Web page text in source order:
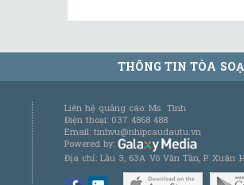
THÔNG TIN TÒA
Liên hệ quảng cáo: Ms. Tình
Điện thoại: 037 4868 488
Email: tinhvu@nhipcaudautu.vn
Powered by:
Địa chỉ: Lầu 3, 63A Võ Văn Tần, P. Xuân